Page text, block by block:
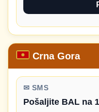
Crna Gora
✉ SMS
Pošaljite BAL na